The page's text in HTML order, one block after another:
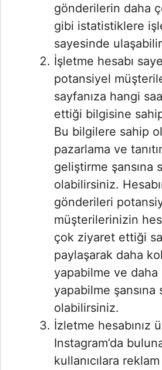
gönderilerin daha
gibi istatistiklere
sayesinde
İşletme hesabı
potansiyel
sayfanıza hangi
ettiği bilgisine
Bu bilgilere sahip
pazarlama ve
geliştirme şansına
olabilirsiniz.
gönderileri
müşterilerinizin
çok ziyaret ettiği
paylaşarak daha
yapabilme ve daha
yapabilme şansına
olabilirsiniz.
İzletme hesabınız
Instagram’da
kullanıcılara